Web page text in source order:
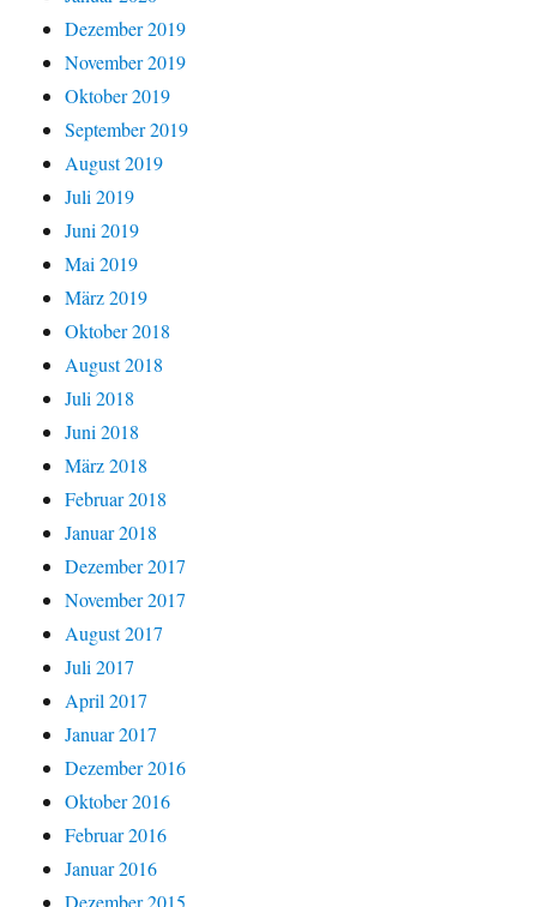
Dezember 2019
November 2019
Oktober 2019
September 2019
August 2019
Juli 2019
Juni 2019
Mai 2019
März 2019
Oktober 2018
August 2018
Juli 2018
Juni 2018
März 2018
Februar 2018
Januar 2018
Dezember 2017
November 2017
August 2017
Juli 2017
April 2017
Januar 2017
Dezember 2016
Oktober 2016
Februar 2016
Januar 2016
Dezember 2015